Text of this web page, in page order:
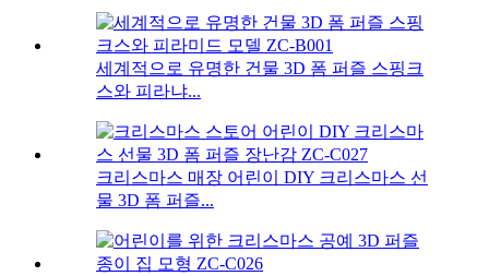
세계적으로 유명한 건물 3D 폼 퍼즐 스핑크
스와 피라냐...
크리스마스 매장 어린이 DIY 크리스마스 선
물 3D 폼 퍼즐...